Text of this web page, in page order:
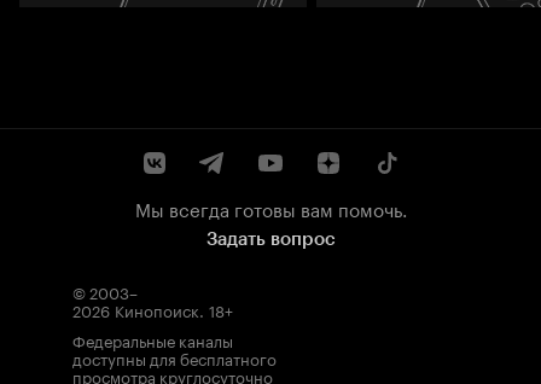
Мы всегда готовы вам помочь.
Задать вопрос
© 2003–
2026 Кинопоиск. 18+
Федеральные каналы
доступны для бесплатного
просмотра круглосуточно